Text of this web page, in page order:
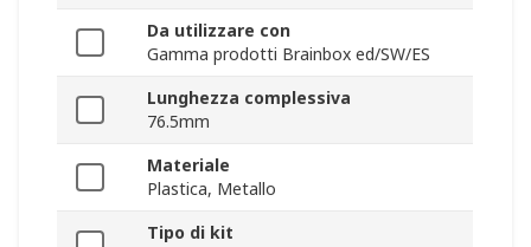
Da utilizzare con
Gamma prodotti Brainbox ed/SW/ES
Lunghezza complessiva
76.5mm
Materiale
Plastica, Metallo
Tipo di kit